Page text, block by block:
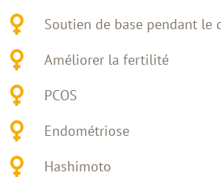
Soutien de base pendant le
Améliorer la fertilité
PCOS
Endométriose
Hashimoto